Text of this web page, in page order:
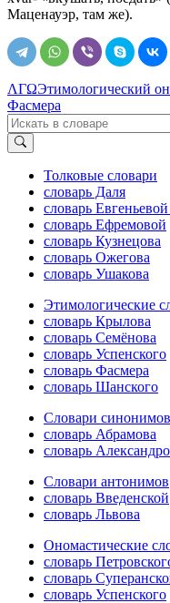
Маценауэр, там же).
ΛΓΩЭтимологический
Фасмера
Толковые словари
словарь Даля
словарь
словарь Ефремовой
словарь Кузнецова
словарь Ожегова
словарь Ушакова
Этимологические
словарь Крылова
словарь Семёнова
словарь Успенского
словарь Фасмера
словарь Шанского
Словари синонимов
словарь Абрамова
словарь
Словари антонимов
словарь Введенской
словарь Львова
Ономастические
словарь
словарь
словарь Успенского